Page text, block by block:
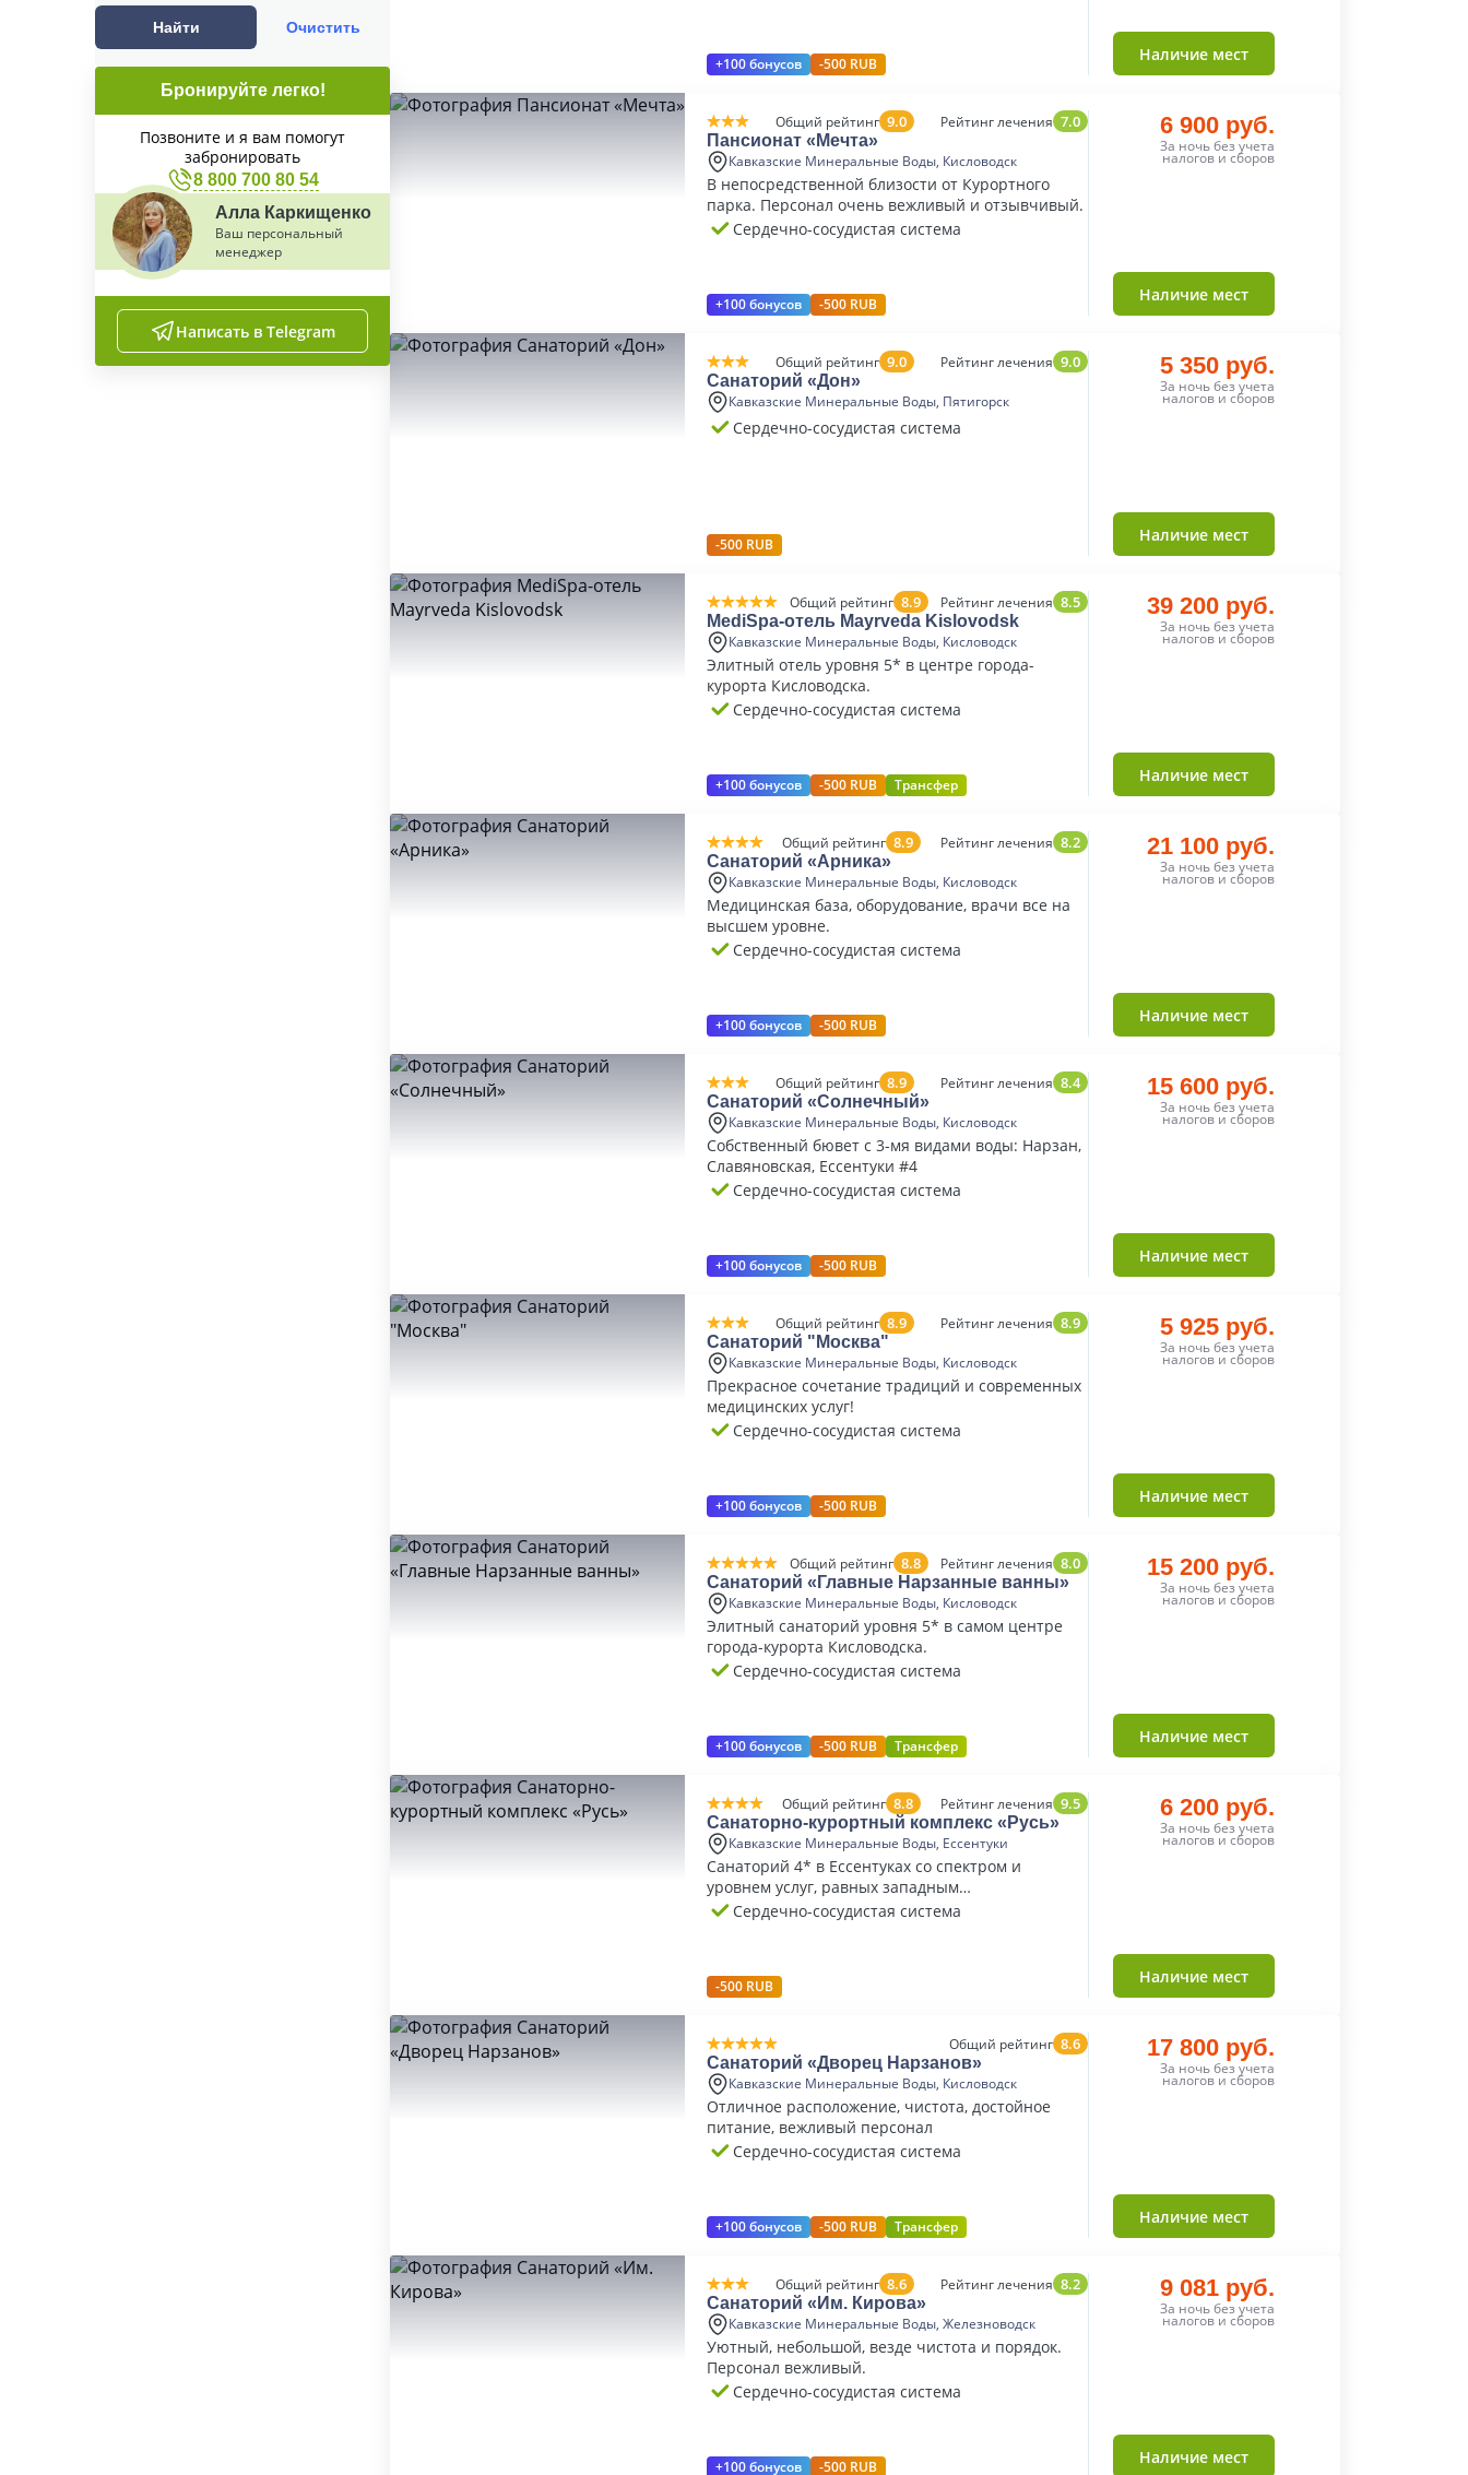
Найти Очистить
Бронируйте легко!
Позвоните и я вам помогут
забронировать
8 800 700 80 54
Алла Каркищенко
Ваш персональный
менеджер
Написать в Telegram
+100 бонусов -500 RUB Наличие мест
Общий рейтинг 9.0 Рейтинг лечения 7.0
Пансионат «Мечта»
Кавказские Минеральные Воды, Кисловодск
В непосредственной близости от Курортного
парка. Персонал очень вежливый и отзывчивый.
Сердечно-сосудистая система
+100 бонусов -500 RUB
6 900 руб.
За ночь без учета
налогов и сборов
Наличие мест
Общий рейтинг 9.0 Рейтинг лечения 9.0
Санаторий «Дон»
Кавказские Минеральные Воды, Пятигорск
Сердечно-сосудистая система
-500 RUB
5 350 руб.
За ночь без учета
налогов и сборов
Наличие мест
Общий рейтинг 8.9 Рейтинг лечения 8.5
MediSpa-отель Mayrveda Kislovodsk
Кавказские Минеральные Воды, Кисловодск
Элитный отель уровня 5* в центре города-
курорта Кисловодска.
Сердечно-сосудистая система
+100 бонусов -500 RUB Трансфер
39 200 руб.
За ночь без учета
налогов и сборов
Наличие мест
Общий рейтинг 8.9 Рейтинг лечения 8.2
Санаторий «Арника»
Кавказские Минеральные Воды, Кисловодск
Медицинская база, оборудование, врачи все на
высшем уровне.
Сердечно-сосудистая система
+100 бонусов -500 RUB
21 100 руб.
За ночь без учета
налогов и сборов
Наличие мест
Общий рейтинг 8.9 Рейтинг лечения 8.4
Санаторий «Солнечный»
Кавказские Минеральные Воды, Кисловодск
Собственный бювет с 3-мя видами воды: Нарзан,
Славяновская, Ессентуки #4
Сердечно-сосудистая система
+100 бонусов -500 RUB
15 600 руб.
За ночь без учета
налогов и сборов
Наличие мест
Общий рейтинг 8.9 Рейтинг лечения 8.9
Санаторий "Москва"
Кавказские Минеральные Воды, Кисловодск
Прекрасное сочетание традиций и современных
медицинских услуг!
Сердечно-сосудистая система
+100 бонусов -500 RUB
5 925 руб.
За ночь без учета
налогов и сборов
Наличие мест
Общий рейтинг 8.8 Рейтинг лечения 8.0
Санаторий «Главные Нарзанные ванны»
Кавказские Минеральные Воды, Кисловодск
Элитный санаторий уровня 5* в самом центре
города-курорта Кисловодска.
Сердечно-сосудистая система
+100 бонусов -500 RUB Трансфер
15 200 руб.
За ночь без учета
налогов и сборов
Наличие мест
Общий рейтинг 8.8 Рейтинг лечения 9.5
Санаторно-курортный комплекс «Русь»
Кавказские Минеральные Воды, Ессентуки
Санаторий 4* в Ессентуках со спектром и
уровнем услуг, равных западным
бальнеологическим курортам.
Сердечно-сосудистая система
-500 RUB
6 200 руб.
За ночь без учета
налогов и сборов
Наличие мест
Общий рейтинг 8.6
Санаторий «Дворец Нарзанов»
Кавказские Минеральные Воды, Кисловодск
Отличное расположение, чистота, достойное
питание, вежливый персонал
Сердечно-сосудистая система
+100 бонусов -500 RUB Трансфер
17 800 руб.
За ночь без учета
налогов и сборов
Наличие мест
Общий рейтинг 8.6 Рейтинг лечения 8.2
Санаторий «Им. Кирова»
Кавказские Минеральные Воды, Железноводск
Уютный, небольшой, везде чистота и порядок.
Персонал вежливый.
Сердечно-сосудистая система
+100 бонусов -500 RUB
9 081 руб.
За ночь без учета
налогов и сборов
Наличие мест